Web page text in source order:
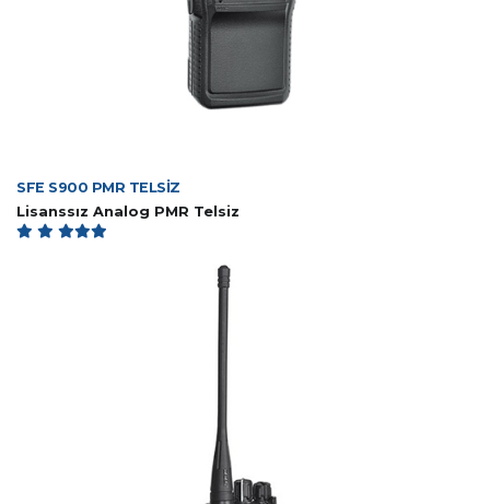
SFE S900 PMR TELSİZ
Lisanssız Analog PMR Telsiz